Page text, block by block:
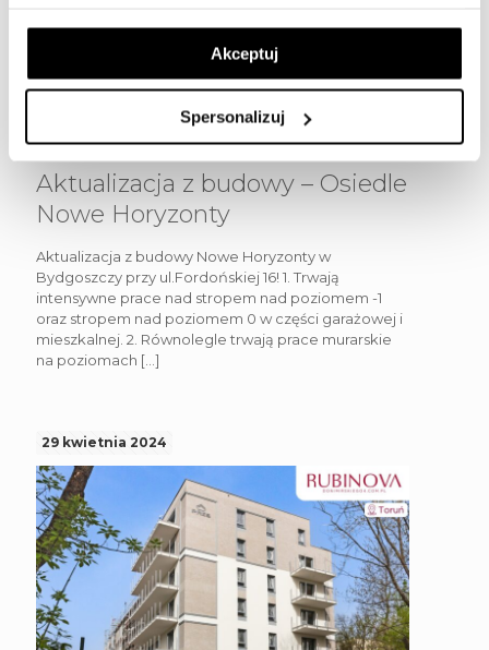
Akceptuj
Spersonalizuj
Aktualizacja z budowy – Osiedle
Nowe Horyzonty
Aktualizacja z budowy Nowe Horyzonty w
Bydgoszczy przy ul.Fordońskiej 16! 1. Trwają
intensywne prace nad stropem nad poziomem -1
oraz stropem nad poziomem 0 w części garażowej i
mieszkalnej. 2. Równolegle trwają prace murarskie
na poziomach […]
29 kwietnia 2024